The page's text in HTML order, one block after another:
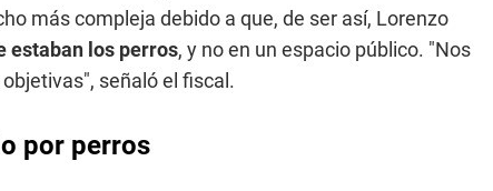
más compleja debido a que, de ser así, Lorenzo
estaban los perros, y no en un espacio público. "Nos
señaló el fiscal.
por perros